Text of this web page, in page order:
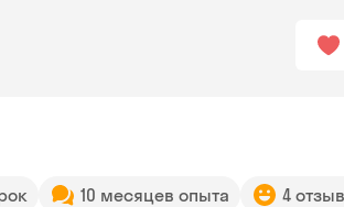
10 месяцев опыта 4